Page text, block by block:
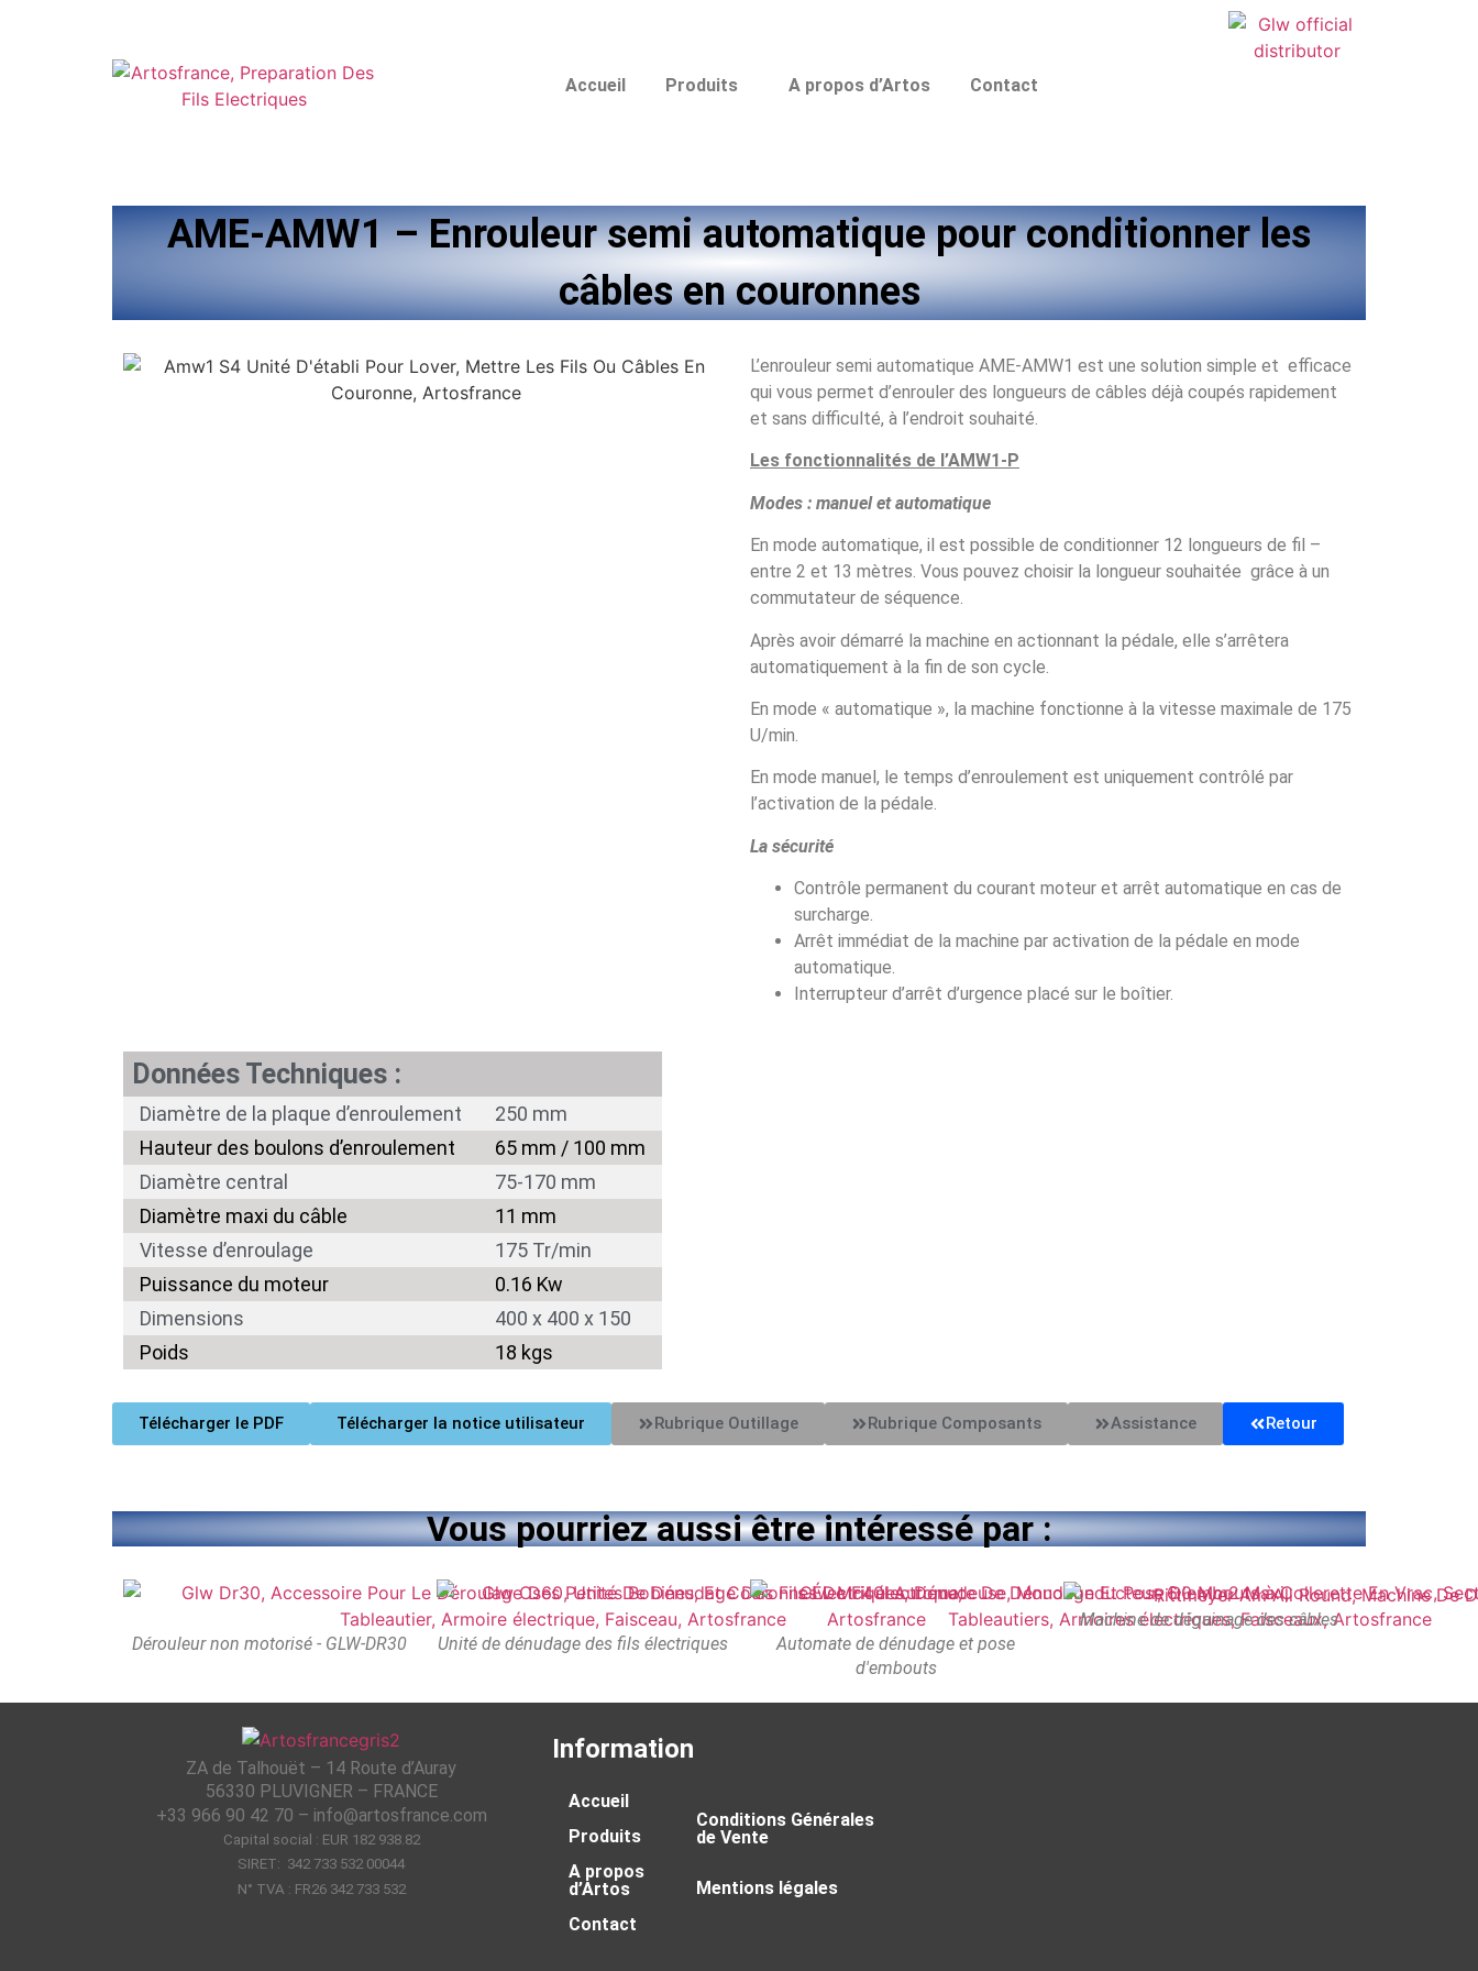
Accueil Produits A propos d’Artos Contact
AME-AMW1 – Enrouleur semi automatique pour conditionner les
câbles en couronnes
L’enrouleur semi automatique AME-AMW1 est une solution simple et efficace
qui vous permet d’enrouler des longueurs de câbles déjà coupés rapidement
et sans difficulté, à l’endroit souhaité.
Les fonctionnalités de l’AMW1-P
Modes : manuel et automatique
En mode automatique, il est possible de conditionner 12 longueurs de fil –
entre 2 et 13 mètres. Vous pouvez choisir la longueur souhaitée grâce à un
commutateur de séquence.
Après avoir démarré la machine en actionnant la pédale, elle s’arrêtera
automatiquement à la fin de son cycle.
En mode « automatique », la machine fonctionne à la vitesse maximale de 175
U/min.
En mode manuel, le temps d’enroulement est uniquement contrôlé par
l’activation de la pédale.
La sécurité
Contrôle permanent du courant moteur et arrêt automatique en cas de
surcharge.
Arrêt immédiat de la machine par activation de la pédale en mode
automatique.
Interrupteur d’arrêt d’urgence placé sur le boîtier.
Données Techniques :
Diamètre de la plaque d’enroulement
250 mm
Hauteur des boulons d’enroulement
65 mm / 100 mm
Diamètre central
75-170 mm
Diamètre maxi du câble
11 mm
Vitesse d’enroulage
175 Tr/min
Puissance du moteur
0.16 Kw
Dimensions
400 x 400 x 150
Poids
18 kgs
Télécharger le PDF Télécharger la notice utilisateur Rubrique Outillage Rubrique Composants Assistance Retour
Vous pourriez aussi être intéressé par :
Dérouleur non motorisé - GLW-DR30 Unité de dénudage des fils électriques
Automate de dénudage et pose
d'embouts
Machine de dégainage des câbles
ZA de Talhouët – 14 Route d’Auray
56330 PLUVIGNER – FRANCE
+33 966 90 42 70 – info@artosfrance.com
Capital social : EUR 182 938.82
SIRET: 342 733 532 00044
N° TVA : FR26 342 733 532
Information
Accueil
Produits
A propos
d’Artos
Contact
Conditions Générales
de Vente
Mentions légales